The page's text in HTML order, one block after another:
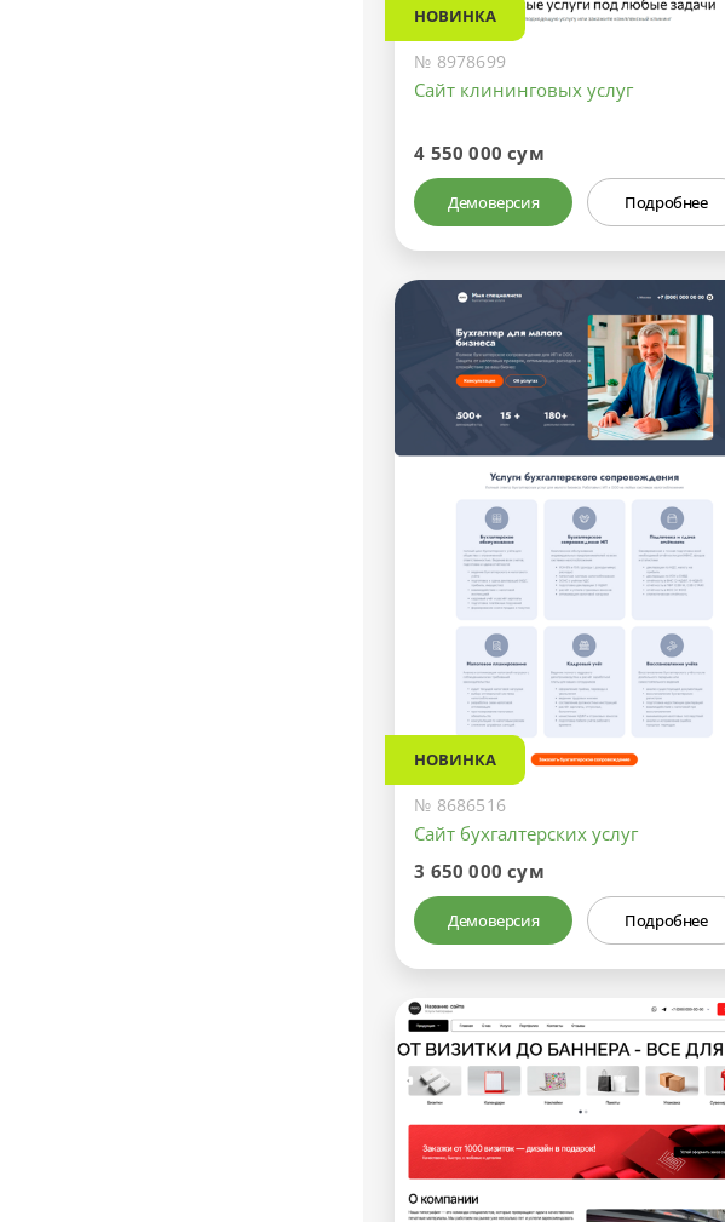
НОВИНКА
№ 8978699
Сайт клининговых услуг
4 550 000 сум
Демоверсия Подробнее
НОВИНКА
№ 8686516
Сайт бухгалтерских услуг
3 650 000 сум
Демоверсия Подробнее